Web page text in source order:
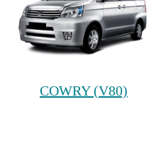
COWRY (V80)